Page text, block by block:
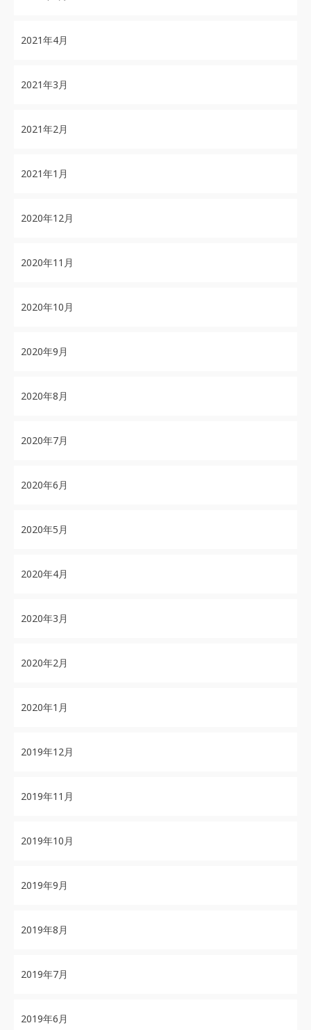
2021年4月
2021年3月
2021年2月
2021年1月
2020年12月
2020年11月
2020年10月
2020年9月
2020年8月
2020年7月
2020年6月
2020年5月
2020年4月
2020年3月
2020年2月
2020年1月
2019年12月
2019年11月
2019年10月
2019年9月
2019年8月
2019年7月
2019年6月